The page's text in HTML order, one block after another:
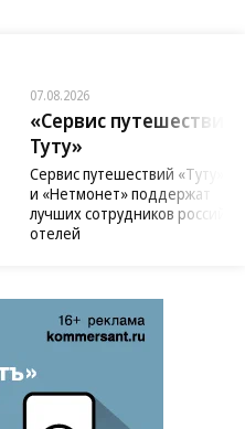
07.08.2026
«Сервис путешествий
Туту»
Сервис путешествий «Туту»
и «Нетмонет» поддержат
лучших сотрудников
отелей